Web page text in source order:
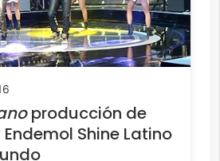
producción de
Shine Latino